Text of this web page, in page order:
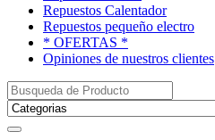
Repuestos Calentador
Repuestos pequeño electro
* OFERTAS *
Opiniones de nuestros clientes
Buscar: